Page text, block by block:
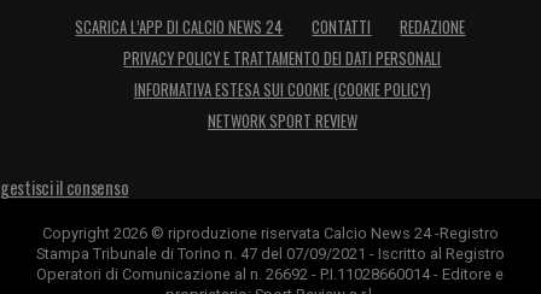
SCARICA L’APP DI CALCIO NEWS 24 CONTATTI
REDAZIONE
PRIVACY POLICY E TRATTAMENTO DEI DATI PERSONALI
INFORMATIVA ESTESA SUI COOKIE (COOKIE POLICY)
NETWORK SPORT REVIEW
gestisci il consenso
Copyright 2026 © riproduzione riservata Calcio News 24 -Registro
Stampa Tribunale di Torino n. 47 del 07/09/2021 - Iscritto al Registro
Operatori di Comunicazione al n. 26692 - P.I.11028660014 - Editore e